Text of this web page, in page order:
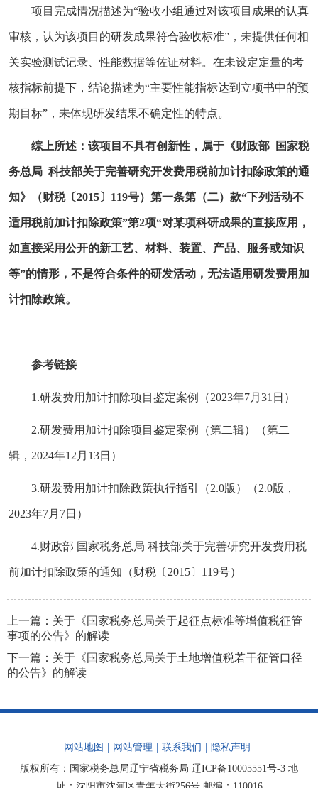
项目完成情况描述为“验收小组通过对该项目成果的认真
审核，认为该项目的研发成果符合验收标准”，未提供任何相
关实验测试记录、性能数据等佐证材料。在未设定定量的考
核指标前提下，结论描述为“主要性能指标达到立项书中的预
期目标”，未体现研发结果不确定性的特点。
综上所述：该项目不具有创新性，属于《财政部 国家税
务总局 科技部关于完善研究开发费用税前加计扣除政策的通
知》（财税〔2015〕119号）第一条第（二）款“下列活动不
适用税前加计扣除政策”第2项“对某项科研成果的直接应用，
如直接采用公开的新工艺、材料、装置、产品、服务或知识
等”的情形，不是符合条件的研发活动，无法适用研发费用加
计扣除政策。
参考链接
1.研发费用加计扣除项目鉴定案例 （2023年7月31日）
2.研发费用加计扣除项目鉴定案例（第二辑） （第二
辑，2024年12月13日）
3.研发费用加计扣除政策执行指引（2.0版） （2.0版，
2023年7月7日）
4.财政部 国家税务总局 科技部关于完善研究开发费用税
前加计扣除政策的通知 （财税〔2015〕119号）
上一篇： 关于《国家税务总局关于起征点标准等增值税征管
事项的公告》的解读
下一篇： 关于《国家税务总局关于土地增值税若干征管口径
的公告》的解读
网站地图 网站管理 联系我们
隐私声明
版权所有：国家税务总局辽宁省税务局 辽ICP备10005551号-3 地